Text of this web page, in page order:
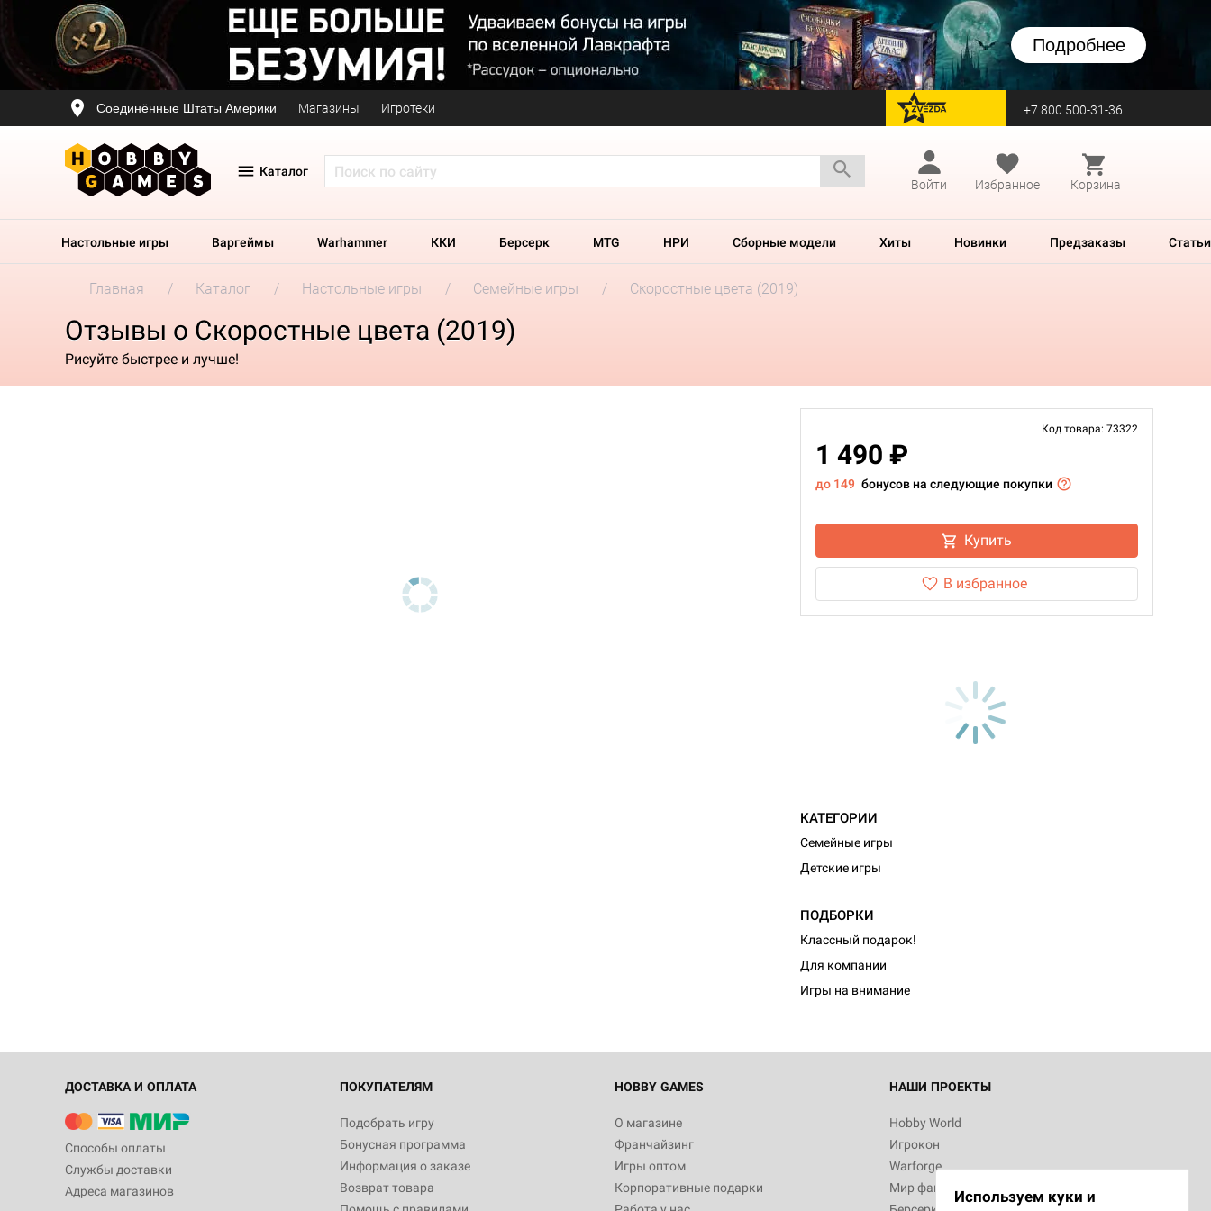
Подробнее
Соединённые Штаты Америки Магазины Игротеки перейти на Zvezda +7 800 500-31-36
Каталог
Войти
Избранное Корзина
Настольные игры Варгеймы Warhammer ККИ Берсерк MTG НРИ Сборные модели Хиты Новинки Предзаказы Статьи
Главная Каталог Настольные игры Семейные игры Скоростные цвета (2019)
Отзывы о Скоростные цвета (2019)
Рисуйте быстрее и лучше!
Код товара: 73322
1 490 ₽
до 149 бонусов на следующие покупки
Купить
В избранное
КАТЕГОРИИ
Семейные игры
Детские игры
ПОДБОРКИ
Классный подарок!
Для компании
Игры на внимание
ДОСТАВКА И ОПЛАТА
Способы оплаты
Службы доставки
Адреса магазинов
ПОКУПАТЕЛЯМ
Подобрать игру
Бонусная программа
Информация о заказе
Возврат товара
HOBBY GAMES
О магазине
Франчайзинг
Игры оптом
Корпоративные подарки
НАШИ ПРОЕКТЫ
Hobby World
Игрокон
Warforge
Мир фантастикиИспользуем куки и